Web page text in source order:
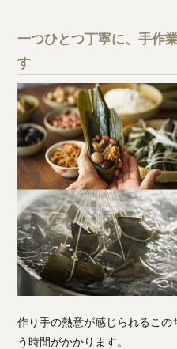
一つひとつ丁寧に、手作
す
作り手の熱意が感じられるこ
う時間がかかります。